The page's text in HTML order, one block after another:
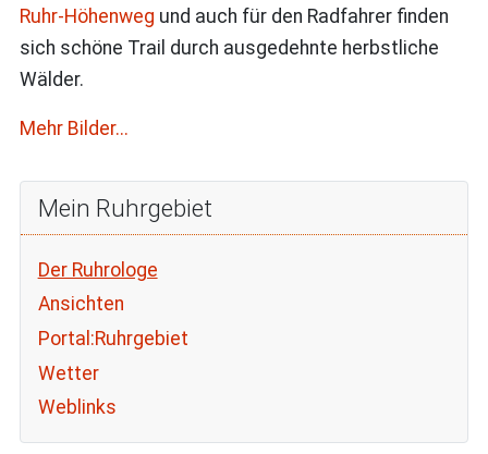
Ruhr-Höhenweg und auch für den Radfahrer finden
sich schöne Trail durch ausgedehnte herbstliche
Wälder.
Mehr Bilder...
Mein Ruhrgebiet
Der Ruhrologe
Ansichten
Portal:Ruhrgebiet
Wetter
Weblinks